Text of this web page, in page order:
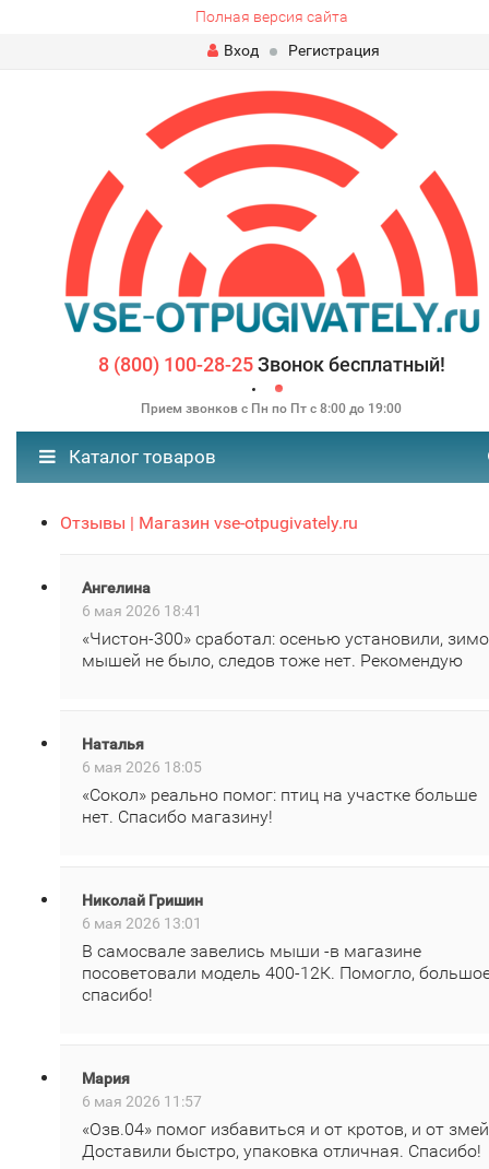
Полная версия сайта
Вход
Регистрация
8 (800) 100-28-25Звонок бесплатный!
Прием звонков с Пн по Пт с 8:00 до 19:00
Каталог товаров
Отзывы | Магазин vse-otpugivately.ru
Ангелина
6 мая 2026 18:41
«Чистон‑300» сработал: осенью установили,
мышей не было, следов тоже нет. Рекомендую
Наталья
6 мая 2026 18:05
«Сокол» реально помог: птиц на участке больше
нет. Спасибо магазину!
Николай Гришин
6 мая 2026 13:01
В самосвале завелись мыши -в магазине
посоветовали модель 400‑12К. Помогло,
спасибо!
Мария
6 мая 2026 11:57
«Озв.04» помог избавиться и от кротов, и от
Доставили быстро, упаковка отличная. Спасибо!